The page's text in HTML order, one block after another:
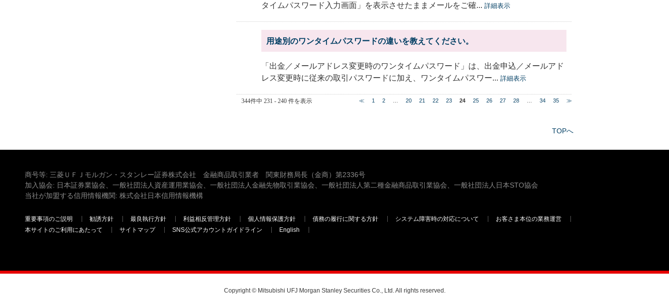
タイムパスワード入力画面」を表示させたままメールをご確... 詳細表示
用途別のワンタイムパスワードの違いを教えてください。
「出金／メールアドレス変更時のワンタイムパスワード」は、出金申込／メールアド
レス変更時に従来の取引パスワードに加え、ワンタイムパスワー... 詳細表示
344件中 231 - 240 件を表示 ≪ 1 2 20 21 22 23 24 25 26 27 28 34 35 ≫
TOPへ
商号等: 三菱ＵＦＪモルガン・スタンレー証券株式会社 金融商品取引業者 関東財務局長（金商）第2336号
加入協会: 日本証券業協会、一般社団法人資産運用業協会、一般社団法人金融先物取引業協会、一般社団法人第二種金融商品取引業協会、一般社団法人日本STO協会
当社が加盟する信用情報機関: 株式会社日本信用情報機構
重要事項のご説明 勧誘方針 最良執行方針 利益相反管理方針 個人情報保護方針 債務の履行に関する方針 システム障害時の対応について
お客さま本位の業務運営
本サイトのご利用にあたって
サイトマップ SNS公式アカウントガイドライン English
Copyright © Mitsubishi UFJ Morgan Stanley Securities Co., Ltd. All rights reserved.